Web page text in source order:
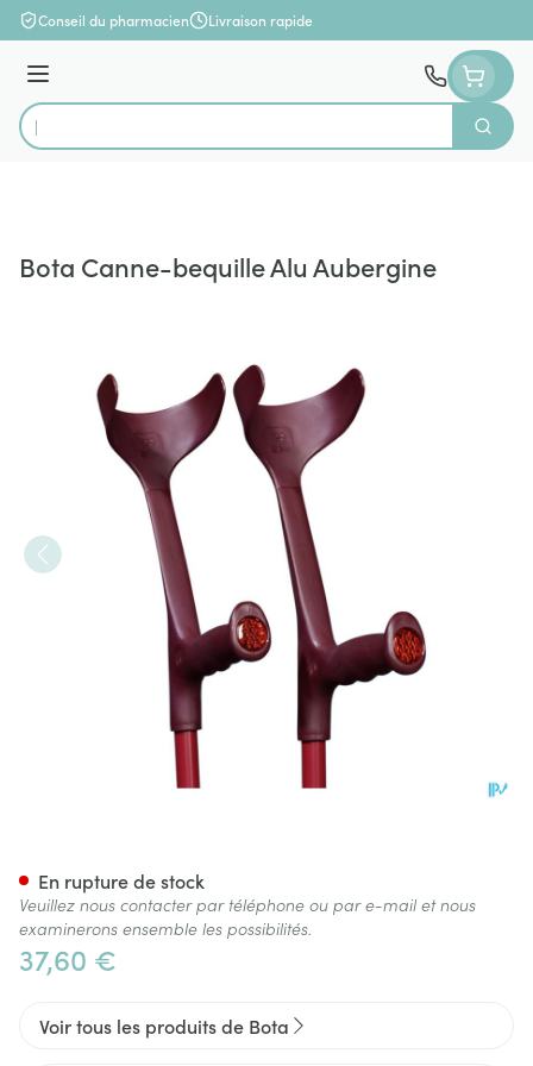
Aller au contenu
Conseil du pharmacien Livraison rapide
Menu
Rechercher
Bota Canne-bequille Alu Aubergine
37,60 €
En rupture de stock
Veuillez nous contacter par téléphone ou par e-mail et nous
examinerons ensemble les possibilités.
Voir tous les produits de Bota